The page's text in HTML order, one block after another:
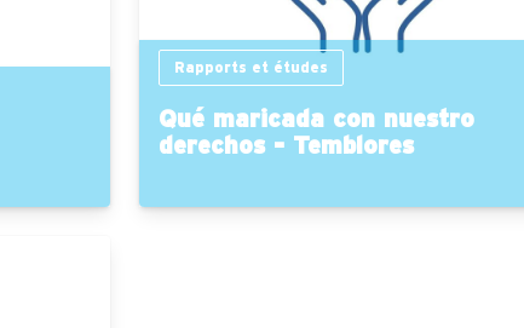
Rapports et études
Qué maricada con nuestro
derechos - Temblores